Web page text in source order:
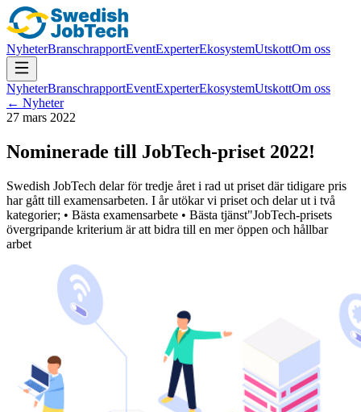
NyheterBranschrapportEventExperterEkosystemUtskottOm oss
NyheterBranschrapportEventExperterEkosystemUtskottOm oss
← Nyheter
27 mars 2022
Nominerade till JobTech-priset 2022!
Swedish JobTech delar för tredje året i rad ut priset där tidigare pris
har gått till examensarbeten. I år utökar vi priset och delar ut i två
kategorier; • Bästa examensarbete • Bästa tjänst"JobTech-prisets
övergripande kriterium är att bidra till en mer öppen och hållbar
arbet